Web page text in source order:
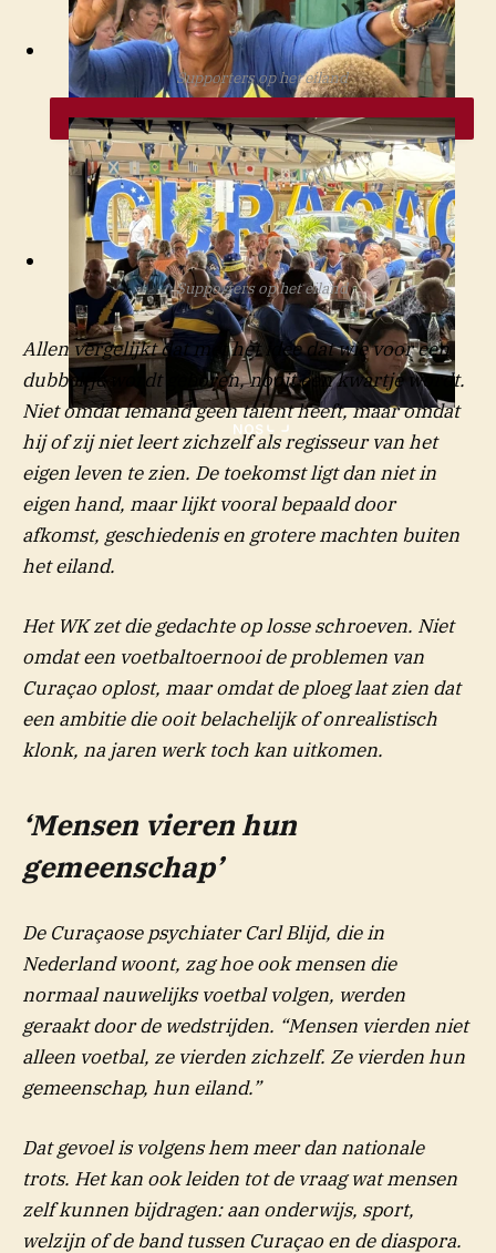
NOS
NOS
Supporters op het eiland
NOS
Supporters op het eiland
Allen vergelijkt dat met het idee dat wie voor een
dubbeltje wordt geboren, nooit een kwartje wordt.
Niet omdat iemand geen talent heeft, maar omdat
hij of zij niet leert zichzelf als regisseur van het
eigen leven te zien. De toekomst ligt dan niet in
eigen hand, maar lijkt vooral bepaald door
afkomst, geschiedenis en grotere machten buiten
het eiland.
Het WK zet die gedachte op losse schroeven. Niet
omdat een voetbaltoernooi de problemen van
Curaçao oplost, maar omdat de ploeg laat zien dat
een ambitie die ooit belachelijk of onrealistisch
klonk, na jaren werk toch kan uitkomen.
‘Mensen vieren hun
gemeenschap’
De Curaçaose psychiater Carl Blijd, die in
Nederland woont, zag hoe ook mensen die
normaal nauwelijks voetbal volgen, werden
geraakt door de wedstrijden. “Mensen vierden niet
alleen voetbal, ze vierden zichzelf. Ze vierden hun
gemeenschap, hun eiland.”
Dat gevoel is volgens hem meer dan nationale
trots. Het kan ook leiden tot de vraag wat mensen
zelf kunnen bijdragen: aan onderwijs, sport,
welzijn of de band tussen Curaçao en de diaspora.